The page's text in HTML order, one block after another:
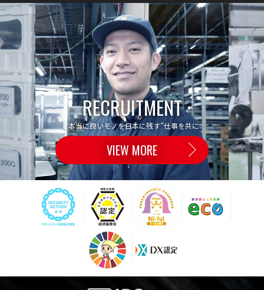
RECRUITMENT
“本当に良いモノを日本に残す”仕事を共に
VIEW MORE